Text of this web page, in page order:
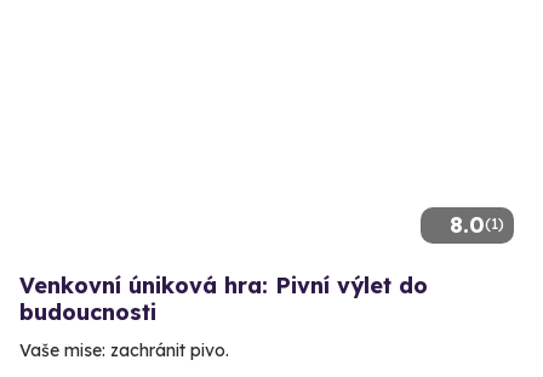
8.0(1)
Venkovní úniková hra: Pivní výlet do
budoucnosti
Vaše mise: zachránit pivo.